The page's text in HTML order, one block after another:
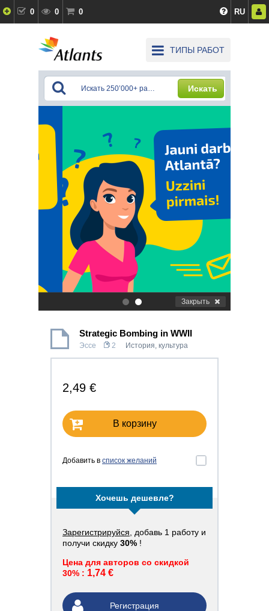
0 0 0 RU
ТИПЫ РАБОТ
Искать
. Закрыть
Strategic Bombing in WWII
Эссе 2 История, культура
2,49 €
В корзину
Добавить в список желаний
Хочешь дешевле?
Зарегистрируйся , добавь 1 работу и
получи скидку 30% !
Цена для авторов со скидкой
30% : 1,74 €
Регистрация